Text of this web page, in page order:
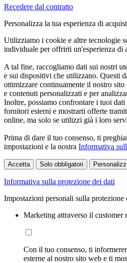
Recedere dal contratto
Personalizza la tua esperienza di
Utilizziamo i cookie e altre tecnologie
individuale per offrirti un'esperienza di
A tal fine, raccogliamo dati sui nostri
e sui dispositivi che utilizzano. Questi
ottimizzare continuamente il nostro
e contenuti personalizzati e per
Inoltre, possiamo confrontare i tuoi
fornitori esterni e mostrarti offerte
online, ma solo se utilizzi già i loro
Prima di dare il tuo consenso, ti
impostazioni e la nostra Informativa
Accetta Solo obbligatori
Informativa sulla protezione dei dati
Impostazioni personali sulla protezione
Marketing attraverso il customer
Con il tuo consenso, ti
esterne al nostro sito web e ti